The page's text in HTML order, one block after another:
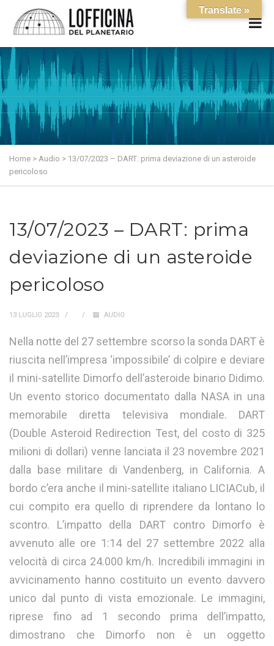
Home > Audio > 13/07/2023 – DART: prima deviazione di un asteroide
pericoloso
13/07/2023 – DART: prima
deviazione di un asteroide
pericoloso
13 LUGLIO 2023 AUDIO
Nella notte del 27 settembre scorso la sonda DART è
riuscita nell’impresa ‘impossibile’ di colpire e deviare
il mini-satellite Dimorfo dell’asteroide binario Didimo.
Un evento storico documentato dalla NASA in una
memorabile diretta televisiva mondiale. DART
(Double Asteroid Redirection Test, del costo di 325
milioni di dollari) venne lanciata il 23 novembre 2021
dalla base militare di Vandenberg, in California. A
bordo c’era anche il mini-satellite italiano LICIACub, il
cui compito era quello di riprendere da lontano lo
scontro. L’impatto della DART contro Dimorfo è
avvenuto alle ore 1:14 del 27 settembre 2022 alla
velocità di circa 24.000 km/h. Incredibili immagini in
avvicinamento hanno costituito un evento davvero
unico dal punto di vista emozionale. Le immagini,
riprese fino ad 1 secondo prima dell’impatto,
dimostrano che Dimorfo non è un oggetto
Translate »